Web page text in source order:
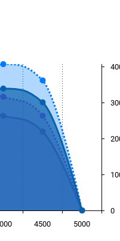
4500 5000
0